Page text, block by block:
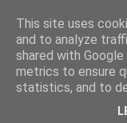
Da_Blog
You don't put a
vrijdag, oktober
This site uses
and to analyze
shared with
metrics to ensure
statistics, and to